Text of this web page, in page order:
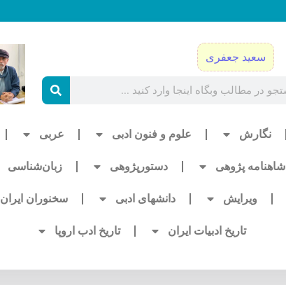
سعید جعفری
نگارش علوم و فنون ادبی عربی
شاهنامه پژوهی دستورپژوهی زبان‌شناسی
ویرایش دانشهای ادبی سخنوران ایران
تاریخ ادبیات ایران تاریخ ادب اروپا